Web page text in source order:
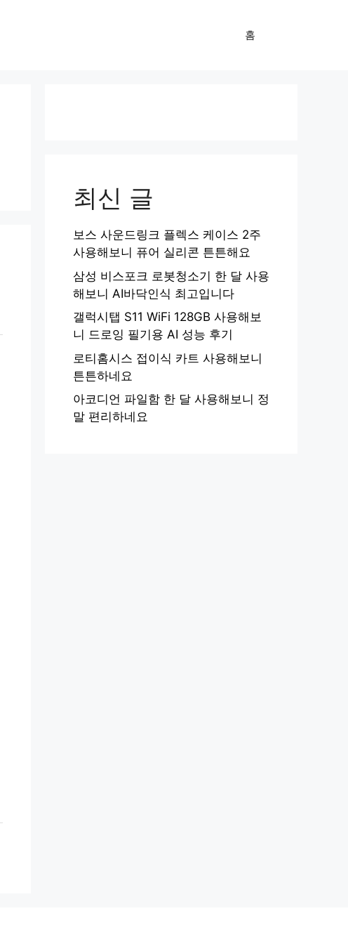
홈
최신 글
보스 사운드링크 플렉스 케이스 2주
사용해보니 퓨어 실리콘 튼튼해요
삼성 비스포크 로봇청소기 한 달 사용
해보니 AI바닥인식 최고입니다
갤럭시탭 S11 WiFi 128GB 사용해보
니 드로잉 필기용 AI 성능 후기
로티홈시스 접이식 카트 사용해보니
튼튼하네요
아코디언 파일함 한 달 사용해보니 정
말 편리하네요